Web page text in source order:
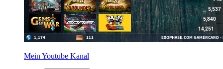
Mein Youtube Kanal